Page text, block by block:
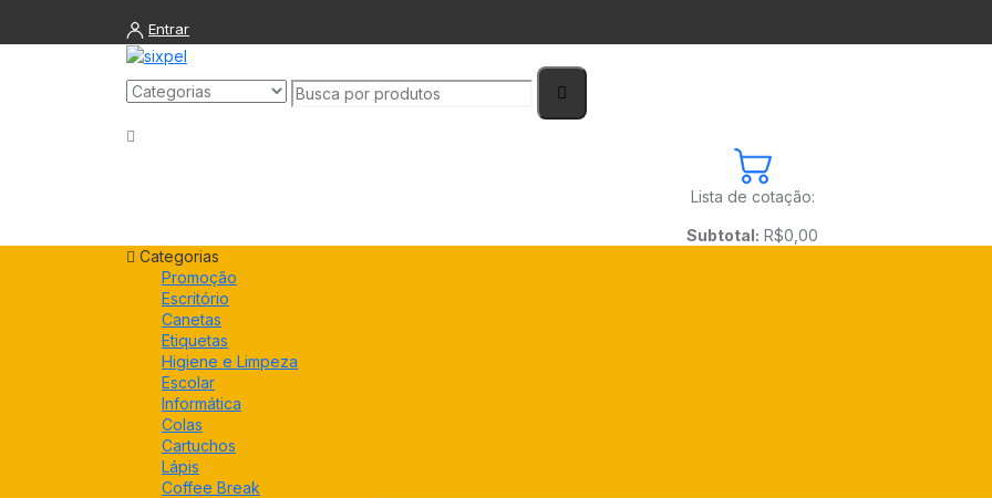
Entrar
Lista de cotação:
Subtotal: R$0,00
Categorias
Promoção
Escritório
Canetas
Etiquetas
Higiene e Limpeza
Escolar
Informática
Colas
Cartuchos
Lápis
Coffee Break